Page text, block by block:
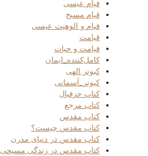
قیام عیسی
قیام مسیح
قیام و الوهیت عیسی
قیامت
قیامت و حیات
کامل‌کننده_ایمان
کبوتر الهی
کبوتر_آسمانی
کتاب حزقیال
کتاب مرجع
کتاب مقدس
کتاب مقدس چیست؟
کتاب مقدس در دنیای مدرن
کتاب مقدس در زندگی مسیحی